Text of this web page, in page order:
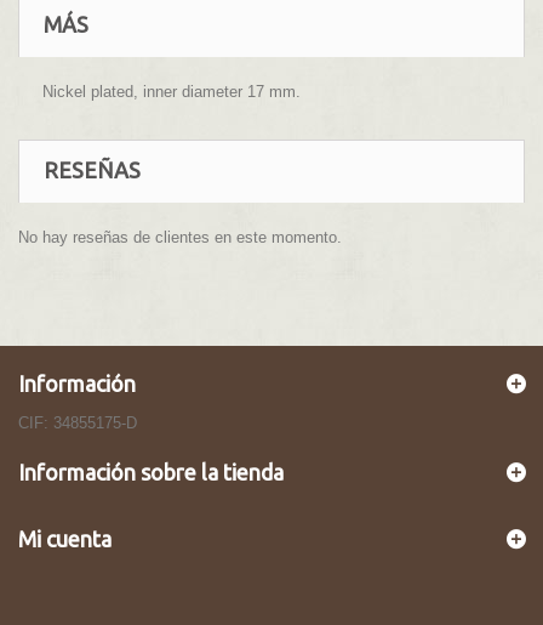
MÁS
Nickel plated, inner diameter 17 mm.
RESEÑAS
No hay reseñas de clientes en este momento.
Información
CIF: 34855175-D
Información sobre la tienda
Mi cuenta